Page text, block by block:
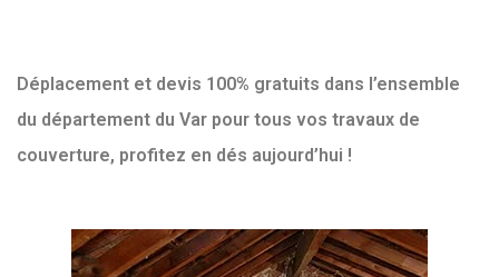
Déplacement et devis 100% gratuits dans l’ensemble
du département du Var pour tous vos travaux de
couverture, profitez en dés aujourd’hui !